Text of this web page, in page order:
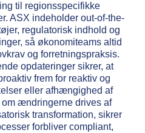
til regionsspecifikke
ASX indeholder out-of-the-
regulatorisk indhold og
så økonomiteams altid
og forretningspraksis.
opdateringer sikrer, at
frem for reaktiv og
eller afhængighed af
ændringerne drives af
transformation, sikrer
forbliver compliant,